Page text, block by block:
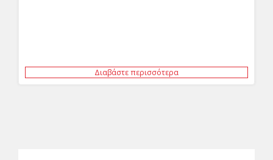
Διαβάστε περισσότερα